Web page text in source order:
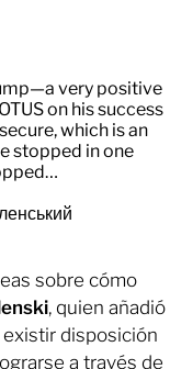
very positive
on his success
which is an
stopped in one
sobre cómo
, quien añadió
existir disposición
a través de